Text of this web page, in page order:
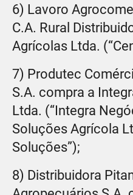
6) Lavoro
C.A. Rural
Agrícolas Ltda.
7) Produtec
S.A. compra a
Ltda. (“Integra
Soluções Agrícola
Soluções”);
8) Distribuidora